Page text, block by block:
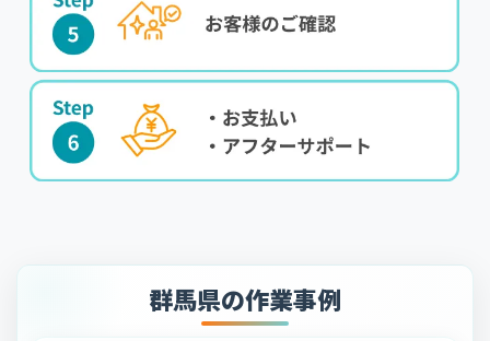
群馬県の作業事例